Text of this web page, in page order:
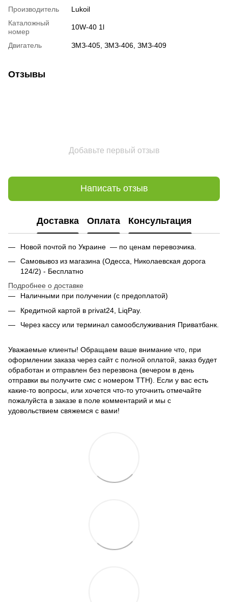
Производитель
Lukoil
Каталожный
номер
10W-40 1l
Двигатель ЗМЗ-405, ЗМЗ-406, ЗМЗ-409
Отзывы
Добавьте первый отзыв
Написать отзыв
Доставка Оплата Консультация
Новой почтой по Украине — по ценам перевозчика.
Самовывоз из магазина (Одесса, Николаевская дорога
124/2) - Бесплатно
Подробнее о доставке
Наличными при получении (с предоплатой)
Кредитной картой в privat24, LiqPay.
Через кассу или терминал самообслуживания Приватбанк.
Уважаемые клиенты! Обращаем ваше внимание что, при
оформлении заказа через сайт с полной оплатой, заказ будет
обработан и отправлен без перезвона (вечером в день
отправки вы получите смс с номером ТТН). Если у вас есть
какие-то вопросы, или хочется что-то уточнить отмечайте
пожалуйста в заказе в поле комментарий и мы с
удовольствием свяжемся с вами!